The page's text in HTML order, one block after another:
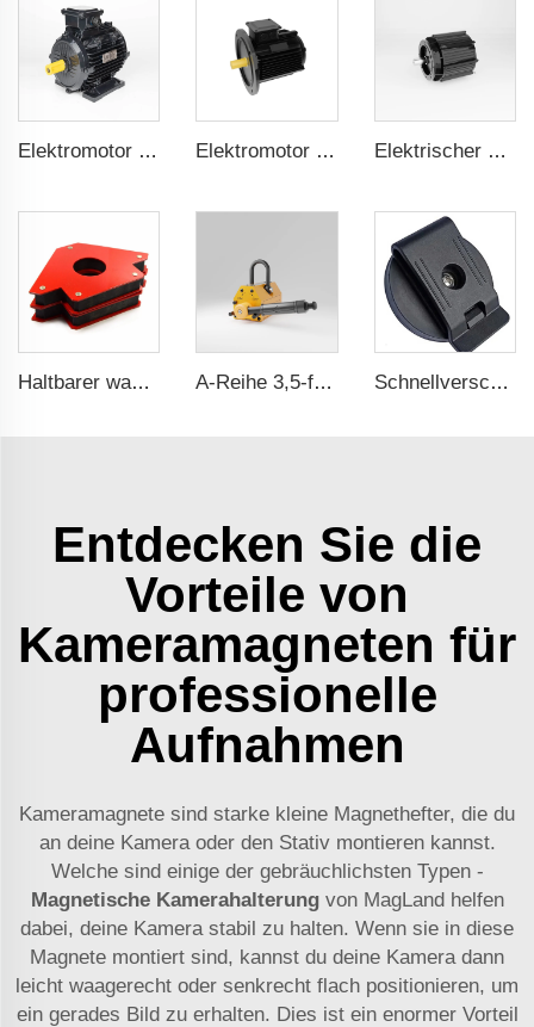
Elektromotor für Textilmaschinen 1,1kW-30kW Elektromotor Für Vakuummantelventilator 1.1kW-3kW Elektrischer Motor für Vakuumpumpe 0,55kW-2,2kW
Haltbarer wasserdichter Gummibeschichteter Magnet A-Reihe 3,5-fache Sicherheitsausstattung CE-Zertifizierung ma Schnellverschluss Neodym-Rubber-Plastiküberzogene Magnete Gürtelklammern Magnetische Gürtelklemmen
Entdecken Sie die
Vorteile von
Kameramagneten für
professionelle
Aufnahmen
Kameramagnete sind starke kleine Magnethefter, die du
an deine Kamera oder den Stativ montieren kannst.
Welche sind einige der gebräuchlichsten Typen -
Magnetische Kamerahalterung von MagLand helfen
dabei, deine Kamera stabil zu halten. Wenn sie in diese
Magnete montiert sind, kannst du deine Kamera dann
leicht waagerecht oder senkrecht flach positionieren, um
ein gerades Bild zu erhalten. Dies ist ein enormer Vorteil